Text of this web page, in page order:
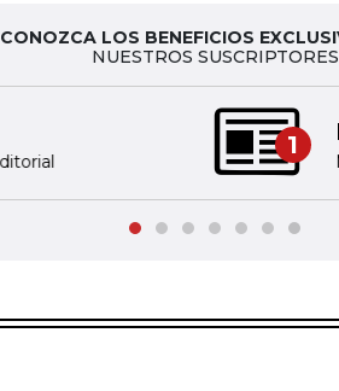
CONOZCA LOS BENEFICIOS
NUESTROS SUSCRIPTORES
MI SELECCIÓN DE
Noticias personalizadas, de acuerdo a